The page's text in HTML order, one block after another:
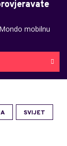
mobilnu
SVIJET